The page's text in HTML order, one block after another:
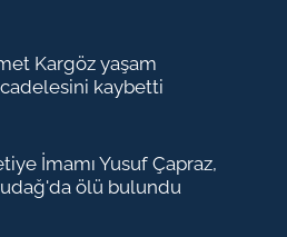
Kargöz yaşam
kaybetti
İmamı Yusuf Çapraz,
ölü bulundu